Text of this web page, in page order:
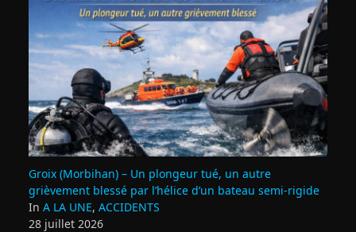
Groix (Morbihan) – Un plongeur tué, un autre
grièvement blessé par l’hélice d’un bateau semi-rigide
In A LA UNE, ACCIDENTS
28 juillet 2026